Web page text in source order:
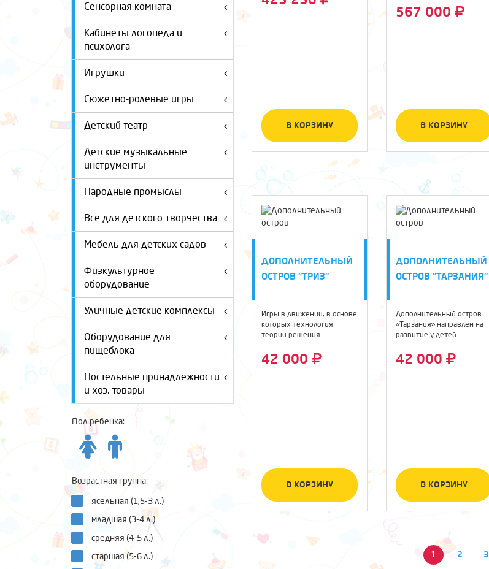
Сенсорная комната
Кабинеты логопеда и
психолога
Игрушки
Сюжетно-ролевые игры
Детский театр
Детские музыкальные
инструменты
Народные промыслы
Все для детского творчества
Мебель для детских садов
Физкультурное
оборудование
Уличные детские комплексы
Оборудование для
пищеблока
Постельные принадлежности
и хоз. товары
Пол ребенка:
Возрастная группа:
ясельная (1,5-3 л.)
младшая (3-4 л.)
средняя (4-5 л.)
старшая (5-6 л.)
В КОРЗИНУ
567 000
В КОРЗИНУ
ДОПОЛНИТЕЛЬНЫЙ
ОСТРОВ "ТРИЗ"
Игры в движении, в основе
которых технология
теории решения
42 000
В КОРЗИНУ
ДОПОЛНИТЕЛЬНЫЙ
ОСТРОВ "ТАРЗАНИЯ"
Дополнительный остров
«Тарзания» направлен на
развитие у детей
42 000
В КОРЗИНУ
1 2 3